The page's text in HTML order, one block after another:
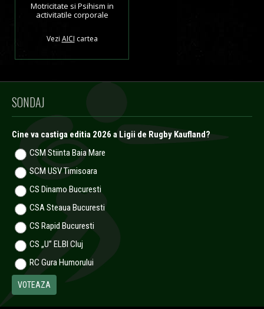
Motricitate si Psihism in
activitatile corporale
Vezi AICI cartea
SONDAJ
Cine va castiga editia 2026 a Ligii de Rugby Kaufland?
CSM Stiinta Baia Mare
SCM USV Timisoara
CS Dinamo Bucuresti
CSA Steaua Bucuresti
CS Rapid Bucuresti
CS „U” ELBI Cluj
RC Gura Humorului